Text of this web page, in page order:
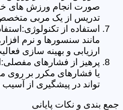
صورت انجام ورزش های
تدریس از یک مربی
استفاده از
مانند سنسورها و نرم
ارزیابی و بهینه سازی
پرهیز از فشارهای
یا فشارهای مکرر بر
تواند در پیشگیری از آسیب
جمع بندی و نکات پایانی